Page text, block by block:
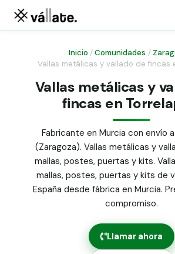
Malla ganadera
Malla simple torsión
Malla triple torsión
Panel malla H.
Puerta abatible dos hojas
Puerta acceso peatonal
Poste malla Hércules
Poste malla simple torsión
Alambre de espino galvanizado
Abrazadera PVC malla H.
Inicio /Comunidades /
Vallas metálicas y vallado de fincas
Vallas metálicas y
fincas en
Fabricante en Murcia con envío
(Zaragoza). Vallas metálicas y
mallas, postes, puertas y kits.
mallas, postes, puertas y kits de
España desde fábrica en Murcia.
compromiso.
Llamar ahora